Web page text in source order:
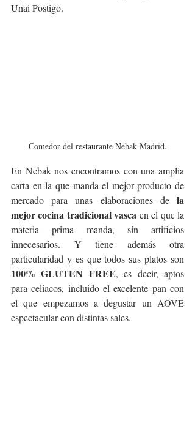
Unai Postigo.
Comedor del restaurante Nebak Madrid.
En Nebak nos encontramos con una amplia
carta en la que manda el mejor producto de
mercado para unas elaboraciones de la
mejor cocina tradicional vasca en el que la
materia prima manda, sin artificios
innecesarios. Y tiene además otra
100% GLUTEN FREE, es decir, aptos
para celiacos, incluido el excelente pan con
el que empezamos a degustar un AOVE
espectacular con distintas sales.